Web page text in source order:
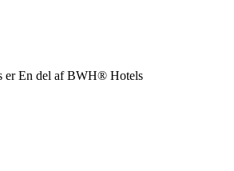
erEn del af BWH® Hotels